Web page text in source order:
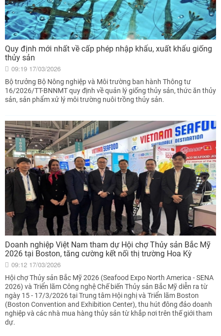
Quy định mới nhất về cấp phép nhập khẩu, xuất khẩu giống
thủy sản
09:19 17/03/2026
Bộ trưởng Bộ Nông nghiệp và Môi trường ban hành Thông tư
16/2026/TT-BNNMT quy định về quản lý giống thủy sản, thức ăn thủy
sản, sản phẩm xử lý môi trường nuôi trồng thủy sản.
Doanh nghiệp Việt Nam tham dự Hội chợ Thủy sản Bắc Mỹ
2026 tại Boston, tăng cường kết nối thị trường Hoa Kỳ
09:12 17/03/2026
Hội chợ Thủy sản Bắc Mỹ 2026 (Seafood Expo North America - SENA
2026) và Triển lãm Công nghệ Chế biến Thủy sản Bắc Mỹ diễn ra từ
ngày 15 - 17/3/2026 tại Trung tâm Hội nghị và Triển lãm Boston
(Boston Convention and Exhibition Center), thu hút đông đảo doanh
nghiệp và các nhà mua hàng thủy sản từ khắp nơi trên thế giới tham
dự.